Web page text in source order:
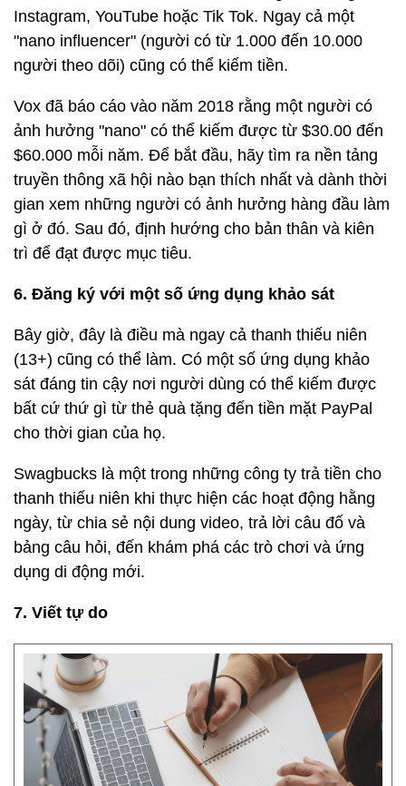
Instagram, YouTube hoặc Tik Tok. Ngay cả một
"nano influencer" (người có từ 1.000 đến 10.000
người theo dõi) cũng có thể kiếm tiền.
Vox đã báo cáo vào năm 2018 rằng một người có
ảnh hưởng "nano" có thể kiếm được từ $30.00 đến
$60.000 mỗi năm. Để bắt đầu, hãy tìm ra nền tảng
truyền thông xã hội nào bạn thích nhất và dành thời
gian xem những người có ảnh hưởng hàng đầu làm
gì ở đó. Sau đó, định hướng cho bản thân và kiên
trì để đạt được mục tiêu.
6. Đăng ký với một số ứng dụng khảo sát
Bây giờ, đây là điều mà ngay cả thanh thiếu niên
(13+) cũng có thể làm. Có một số ứng dụng khảo
sát đáng tin cậy nơi người dùng có thể kiếm được
bất cứ thứ gì từ thẻ quà tặng đến tiền mặt PayPal
cho thời gian của họ.
Swagbucks là một trong những công ty trả tiền cho
thanh thiếu niên khi thực hiện các hoạt động hằng
ngày, từ chia sẻ nội dung video, trả lời câu đố và
bảng câu hỏi, đến khám phá các trò chơi và ứng
dụng di động mới.
7. Viết tự do